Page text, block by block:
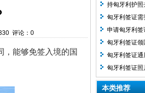
评论：0
，能够免签入境的国
持匈牙利护照
匈牙利签证需
申请匈牙利
签证？
匈牙利签证
匈牙利签证
匈牙利签证
本类推荐